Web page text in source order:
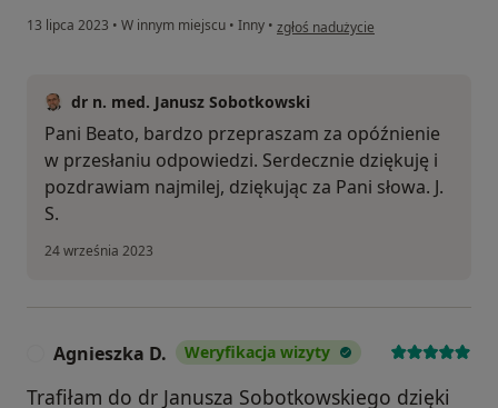
13 lipca 2023 • W innym miejscu • Inny • w opinii użytkownika Beata
zgłoś nadużycie
dr n. med. Janusz Sobotkowski
Pani Beato, bardzo przepraszam za opóźnienie
w przesłaniu odpowiedzi. Serdecznie dziękuję i
pozdrawiam najmilej, dziękując za Pani słowa. J.
S.
24 września 2023
Agnieszka D. Weryfikacja wizyty
Trafiłam do dr Janusza Sobotkowskiego dzięki